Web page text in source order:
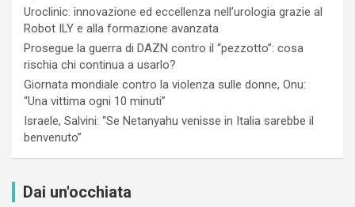
Uroclinic: innovazione ed eccellenza nell’urologia grazie al
Robot ILY e alla formazione avanzata
Prosegue la guerra di DAZN contro il “pezzotto”: cosa
rischia chi continua a usarlo?
Giornata mondiale contro la violenza sulle donne, Onu:
“Una vittima ogni 10 minuti”
Israele, Salvini: “Se Netanyahu venisse in Italia sarebbe il
benvenuto”
Dai un'occhiata